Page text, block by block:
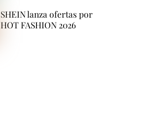
SHEIN lanza ofertas por
HOT FASHION 2026